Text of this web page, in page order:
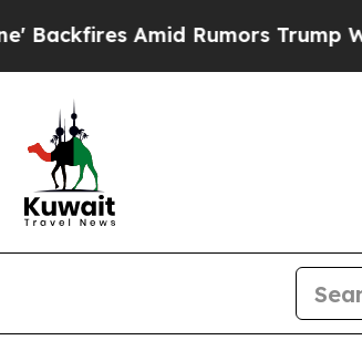
Amid Rumors Trump Will cut Pirro